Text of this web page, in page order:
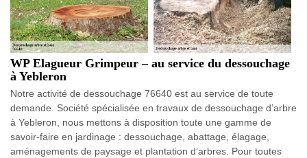
WP Elagueur Grimpeur – au service du dessouchage
à Yebleron
Notre activité de dessouchage 76640 est au service de toute
demande. Société spécialisée en travaux de dessouchage d’arbre
à Yebleron, nous mettons à disposition toute une gamme de
savoir-faire en jardinage : dessouchage, abattage, élagage,
aménagements de paysage et plantation d’arbres. Pour toutes